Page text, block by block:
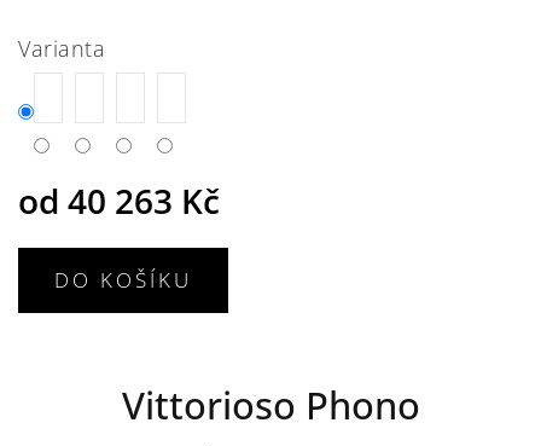
od 40 263 Kč
Varianta
DO KOŠÍKU
Vittorioso Phono